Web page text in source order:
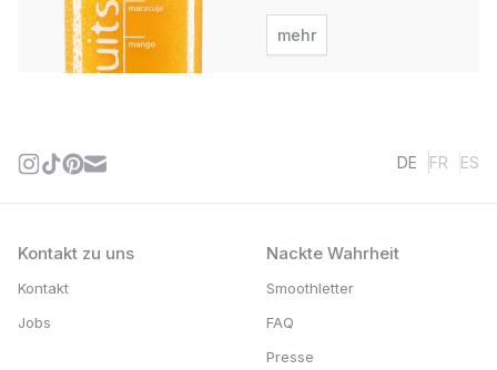
mehr
DE FR ES
Kontakt zu uns
Kontakt
Jobs
Nackte Wahrheit
Smoothletter
FAQ
Presse